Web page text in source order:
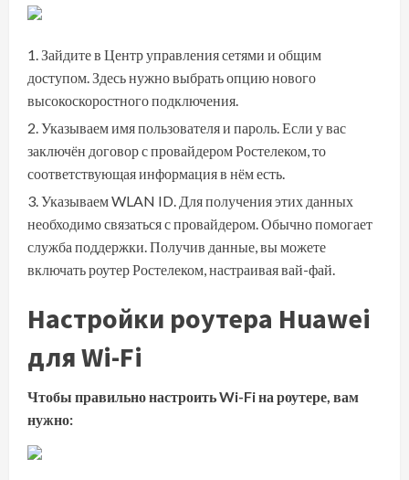
Зайдите в Центр управления сетями и общим
доступом. Здесь нужно выбрать опцию нового
высокоскоростного подключения.
Указываем имя пользователя и пароль. Если у вас
заключён договор с провайдером Ростелеком, то
соответствующая информация в нём есть.
Указываем WLAN ID. Для получения этих данных
необходимо связаться с провайдером. Обычно помогает
служба поддержки. Получив данные, вы можете
включать роутер Ростелеком, настраивая вай-фай.
Настройки роутера Huawei
для Wi-Fi
Чтобы правильно настроить Wi-Fi на роутере, вам
нужно: